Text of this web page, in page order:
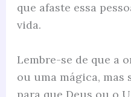
que afaste essa
vida.
Lembre-se de que a
ou uma mágica,